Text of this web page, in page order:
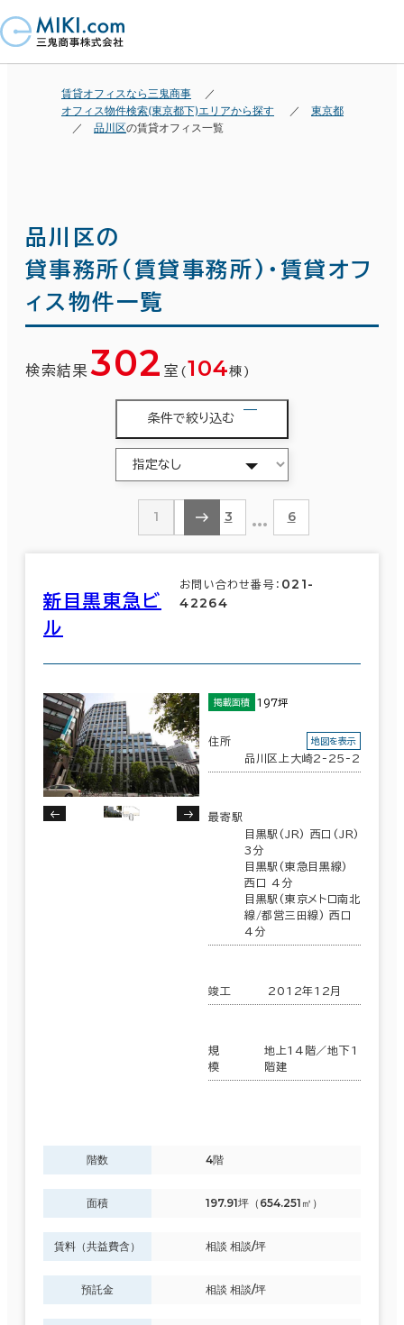
賃貸オフィスなら三鬼商事
オフィス物件検索(東京都下)エリアから探す
東京都
品川区の賃貸オフィス一覧
品川区の
貸事務所(賃貸事務所)・賃貸オフ
ィス物件一覧
検索結果 302 室 ( 104棟)
条件で絞り込む
1 2 3 … 6
新目黒東急ビ
ル
お問い合わせ番号： 021-
42264
掲載面積 197坪
住所
品川区上大崎2-25-2
地図を表示
最寄駅
目黒駅(JR) 西口(JR)
3分
目黒駅(東急目黒線)
西口 4分
目黒駅(東京メトロ南北
線/都営三田線) 西口
4分
竣工 2012年12月
規
模
地上14階／地下1
階建
階数 4階
面積 197.91坪（654.251㎡）
賃料（共益費含） 相談 相談/坪
預託金 相談 相談/坪